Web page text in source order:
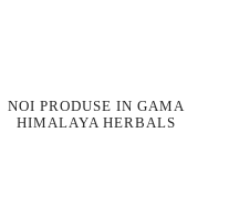
NOI PRODUSE IN GAMA
HIMALAYA HERBALS